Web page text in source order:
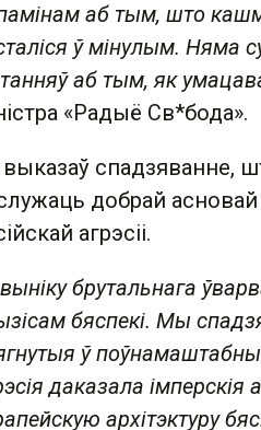
аб тым, што
ў мінулым. Няма
аб тым, як
«Радыё Св*бода».
спадзяванне,
добрай
агрэсіі.
брутальнага
бяспекі. Мы
ў
даказала
архітэктуру